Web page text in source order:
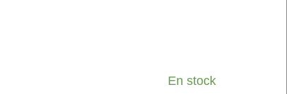
En stock